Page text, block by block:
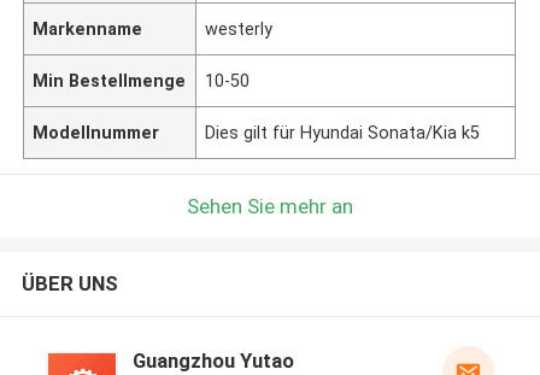
Markenname westerly
Min Bestellmenge 10-50
Modellnummer Dies gilt für Hyundai Sonata/Kia k5
Sehen Sie mehr an
ÜBER UNS
Guangzhou Yutao